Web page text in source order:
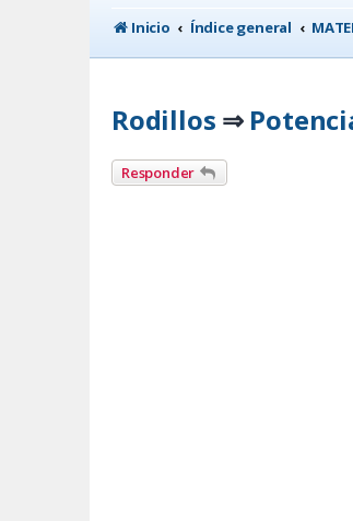
Inicio
Índice general
Rodillos ⇒
Responder